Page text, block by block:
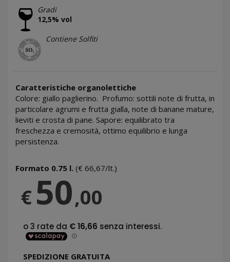
Gradi
12,5% vol
Contiene Solfiti
Caratteristiche organolettiche
Colore: giallo paglierino. Profumo: sottili note di frutta, in
particolare agrumi e frutta gialla, note di banane mature,
lieviti e crosta di pane. Sapore: equilibrato tra
freschezza e cremosità, ottimo equilibrio e lunga
persistenza.
Formato 0.75 l. (€ 66,67/lt.)
€50,00
SPEDIZIONE GRATUITA